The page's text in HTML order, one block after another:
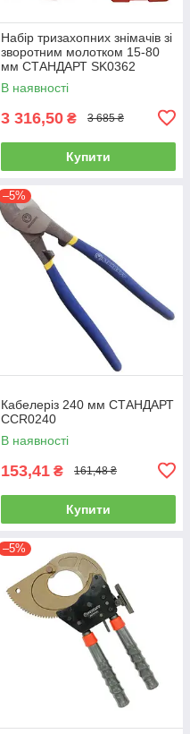
Набір тризахопних знімачів зі
зворотним молотком 15-80
мм СТАНДАРТ SK0362
В наявності
3 316,50 ₴ 3 685 ₴
Купити
–5%
Кабелеріз 240 мм СТАНДАРТ
CCR0240
В наявності
153,41 ₴ 161,48 ₴
Купити
–5%